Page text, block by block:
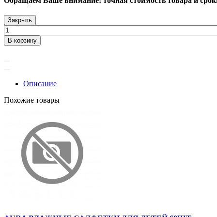
Закрыть
В корзину
Описание
Похожие товары